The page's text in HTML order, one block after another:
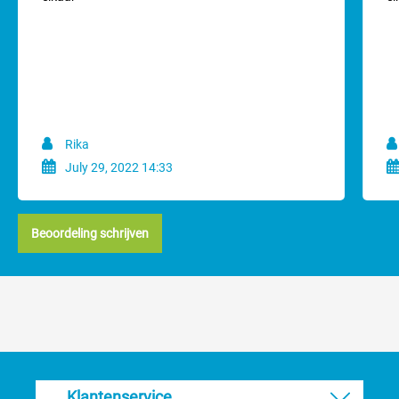
borstel is het aangenaam voor uw huisdier. De activet borstel
bespaart u minimaal de helft van de borsteltijd en is daardoor
minder belastend voor mens èn dier. Door de hoge acceptatie van
uw huisdier is de borstel te gebruiken bij volwassen honden en
katten alsmede bij pups en kittens.
Flexibiliteit
Eenvoudig te gebruiken
Rika
July 29, 2022 14:33
Beoordeling schrijven